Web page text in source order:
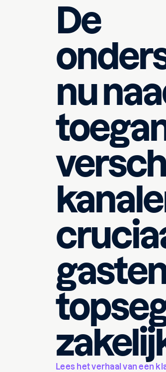
Officiële
De
nu
Lees het verhaal van een